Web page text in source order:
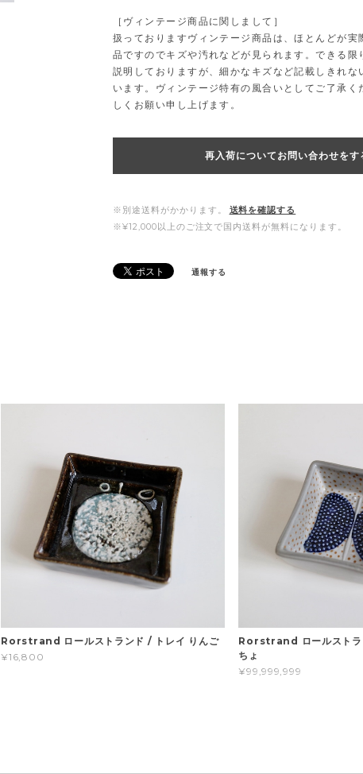
［ヴィンテージ商品に関しまして］
扱っておりますヴィンテージ商品は、ほとんどが実
品ですのでキズや汚れなどが見られます。できる限
説明しておりますが、細かなキズなど記載しきれな
います。ヴィンテージ特有の風合いとしてご了承く
しくお願い申し上げます。
再入荷についてお問い合わせをす
※別途送料がかかります。
送料を確認する
※¥12,000以上のご注文で国内送料が無料になります。
通報する
Rorstrand ロールストランド / トレイ りんご
¥16,800
Rorstrand ロールストラ
ちょ
¥99,999,999